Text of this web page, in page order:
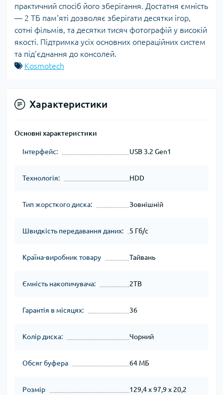
практичний спосіб його зберігання. Достатня ємність
— 2 ТБ пам'яті дозволяє зберігати десятки ігор,
сотні фільмів, та десятки тисяч фотографій у високій
якості. Підтримка усіх основних операційних систем
та під'єднання до консолей.
Kosmotech
Характеристики
Основні характеристики
Інтерфейс: USB 3.2 Gen1
Технологія: HDD
Тип жорсткого диска: Зовнішній
Швидкість передавання даних: 5 Гб/с
Країна-виробник товару Тайвань
Ємність накопичувача: 2TB
Гарантія в місяцях: 36
Колір диска: Чорний
Обсяг буфера 64 МБ
Розмір 129,4 x 97,9 x 20,2